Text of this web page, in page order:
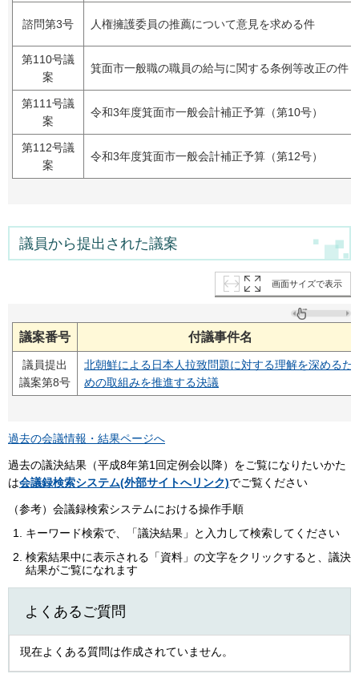
諮問第3号 人権擁護委員の推薦について意見を求める件
第110号議
案
箕面市一般職の職員の給与に関する条例等改正の件
第111号議
案
令和3年度箕面市一般会計補正予算（第10号）
第112号議
案
令和3年度箕面市一般会計補正予算（第12号）
議員から提出された議案
画面サイズで表示
議案番号 付議事件名
議員提出
議案第8号
北朝鮮による日本人拉致問題に対する理解を深めるた
めの取組みを推進する決議
過去の会議情報・結果ページへ
過去の議決結果（平成8年第1回定例会以降）をご覧になりたいかた
は会議録検索システム(外部サイトへリンク)でご覧ください
（参考）会議録検索システムにおける操作手順
キーワード検索で、「議決結果」と入力して検索してください
検索結果中に表示される「資料」の文字をクリックすると、議決
結果がご覧になれます
よくあるご質問
現在よくある質問は作成されていません。